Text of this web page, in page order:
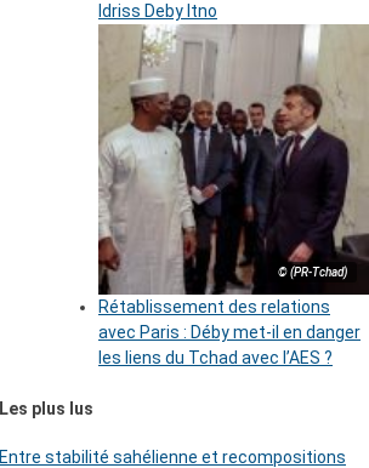
Idriss Deby Itno
© (PR-Tchad)
Rétablissement des relations
avec Paris : Déby met-il en danger
les liens du Tchad avec l’AES ?
Les plus lus
Entre stabilité sahélienne et recompositions